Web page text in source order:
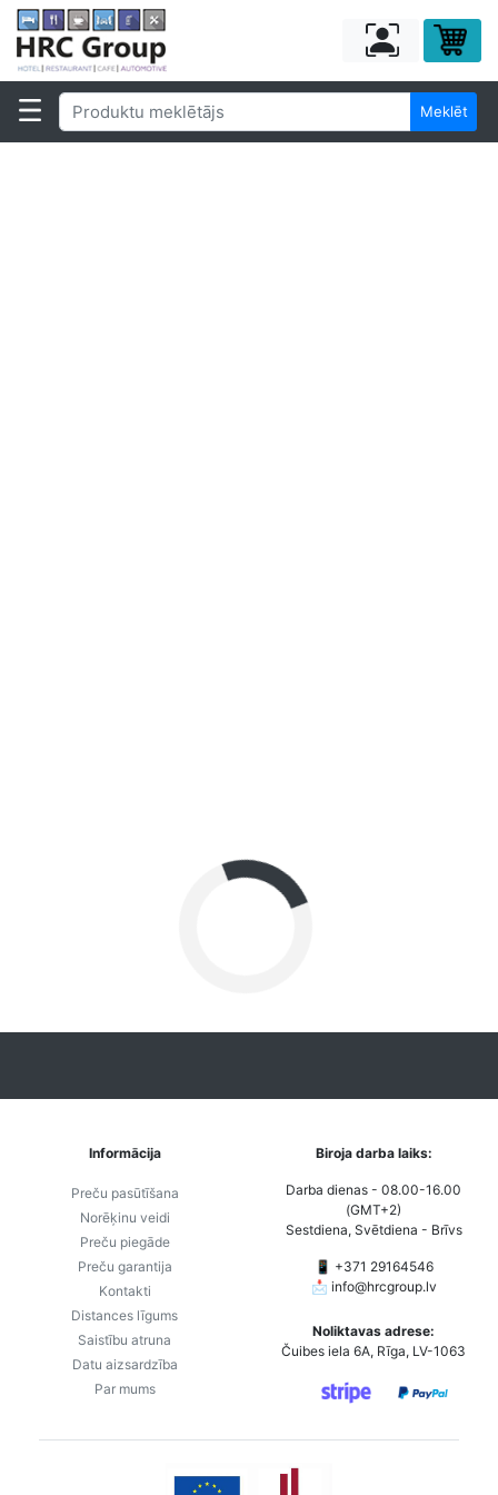
Meklēt
Informācija
Preču pasūtīšana
Norēķinu veidi
Preču piegāde
Preču garantija
Kontakti
Distances līgums
Saistību atruna
Datu aizsardzība
Par mums
Biroja darba laiks:
Darba dienas - 08.00-16.00
(GMT+2)
Sestdiena, Svētdiena - Brīvs
📱 +371 29164546
📩 info@hrcgroup.lv
Noliktavas adrese:
Čuibes iela 6A, Rīga, LV-1063